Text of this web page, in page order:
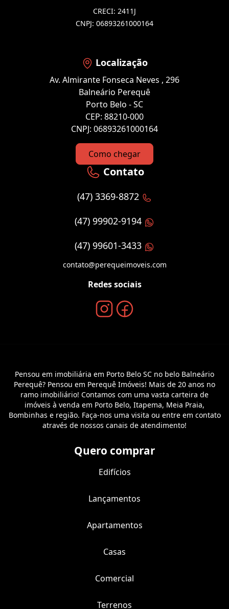
CRECI: 2411J
CNPJ: 06893261000164
Localização
Av. Almirante Fonseca Neves , 296
Balneário Perequê
Porto Belo - SC
CEP: 88210-000
CNPJ: 06893261000164
Como chegar
Contato
(47) 3369-8872
(47) 99902-9194
(47) 99601-3433
contato@perequeimoveis.com
Redes sociais
Pensou em imobiliária em Porto Belo SC no belo Balneário
Perequê? Pensou em Perequê Imóveis! Mais de 20 anos no
ramo imobiliário! Contamos com uma vasta carteira de
imóveis à venda em Porto Belo, Itapema, Meia Praia,
Bombinhas e região. Faça-nos uma visita ou entre em contato
através de nossos canais de atendimento!
Quero comprar
Edifícios
Lançamentos
Apartamentos
Casas
Comercial
Terrenos